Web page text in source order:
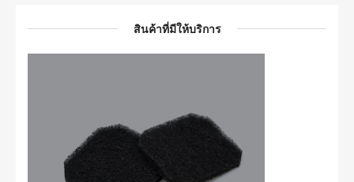
สินค้าที่มีให้บริการ